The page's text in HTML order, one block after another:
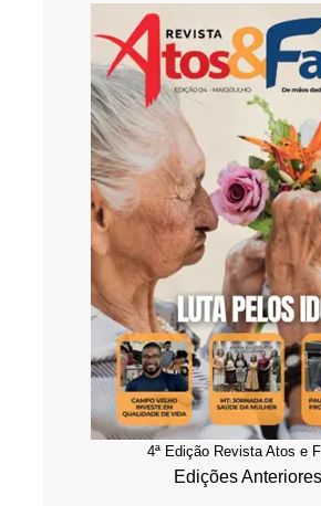
4ª Edição Revista Atos e
Edições Anteriores